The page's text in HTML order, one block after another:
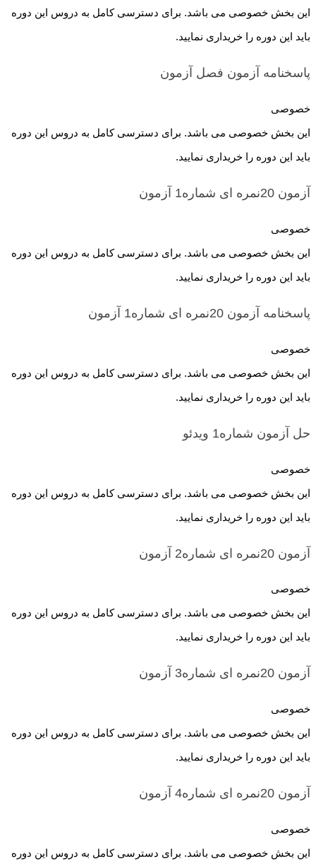
این بخش خصوصی می باشد. برای دسترسی کامل به دروس این دوره
باید این دوره را خریداری نمایید.
پاسخنامه آزمون فصل آزمون
خصوصی
این بخش خصوصی می باشد. برای دسترسی کامل به دروس این دوره
باید این دوره را خریداری نمایید.
آزمون 20نمره ای شماره1 آزمون
خصوصی
این بخش خصوصی می باشد. برای دسترسی کامل به دروس این دوره
باید این دوره را خریداری نمایید.
پاسخنامه آزمون 20نمره ای شماره1 آزمون
خصوصی
این بخش خصوصی می باشد. برای دسترسی کامل به دروس این دوره
باید این دوره را خریداری نمایید.
حل آزمون شماره1 ویدئو
خصوصی
این بخش خصوصی می باشد. برای دسترسی کامل به دروس این دوره
باید این دوره را خریداری نمایید.
آزمون 20نمره ای شماره2 آزمون
خصوصی
این بخش خصوصی می باشد. برای دسترسی کامل به دروس این دوره
باید این دوره را خریداری نمایید.
آزمون 20نمره ای شماره3 آزمون
خصوصی
این بخش خصوصی می باشد. برای دسترسی کامل به دروس این دوره
باید این دوره را خریداری نمایید.
آزمون 20نمره ای شماره4 آزمون
خصوصی
این بخش خصوصی می باشد. برای دسترسی کامل به دروس این دوره